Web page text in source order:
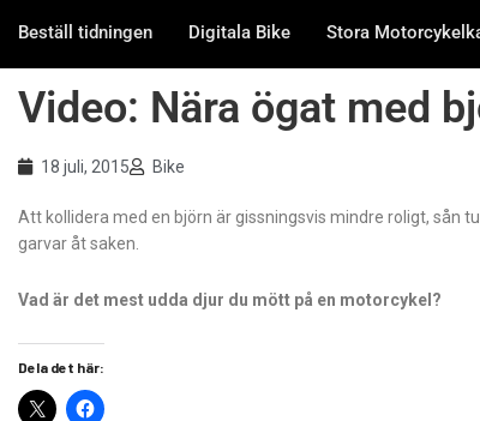
Beställ tidningen Digitala Bike Stora
Video: Nära ögat med
18 juli, 2015 Bike
Att kollidera med en björn är gissningsvis mindre roligt, sån
garvar åt saken.
Vad är det mest udda djur du mött på en motorcykel?
Dela det här: